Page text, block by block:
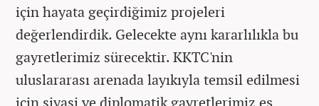
için hayata geçirdiğimiz projeleri
değerlendirdik. Gelecekte aynı kararlılıkla bu
gayretlerimiz sürecektir. KKTC'nin
uluslararası arenada layıkıyla temsil edilmesi